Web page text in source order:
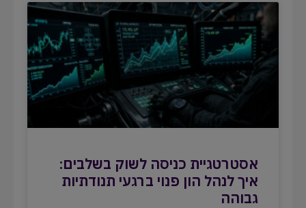
אסטרטגיית כניסה לשוק בשלבים:
איך לנהל הון פנוי ברגעי תנודתיות
גבוהה